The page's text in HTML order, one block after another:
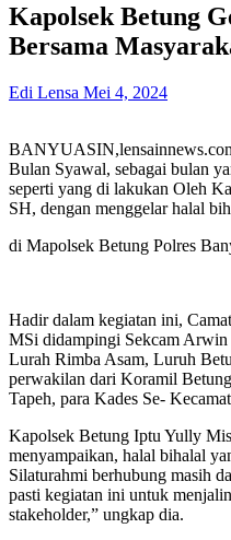
Kapolsek Betung
Bersama
Edi Lensa Mei 4, 2024
Bulan Syawal, sebagai bulan
seperti yang di lakukan Oleh
SH, dengan menggelar halal
di Mapolsek Betung Polres
Hadir dalam kegiatan ini,
MSi didampingi Sekcam
Lurah Rimba Asam, Luruh
perwakilan dari Koramil
Tapeh, para Kades Se-
Kapolsek Betung Iptu Yully
menyampaikan, halal bihalal
Silaturahmi berhubung masih
pasti kegiatan ini untuk
stakeholder,” ungkap dia.